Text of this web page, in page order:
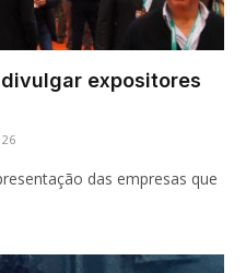
divulgar expositores
das empresas que